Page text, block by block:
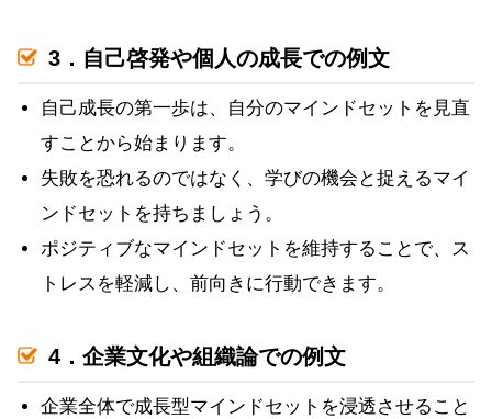
3．自己啓発や個人の成長での例文
自己成長の第一歩は、自分のマインドセットを見直
すことから始まります。
失敗を恐れるのではなく、学びの機会と捉えるマイ
ンドセットを持ちましょう。
ポジティブなマインドセットを維持することで、ス
トレスを軽減し、前向きに行動できます。
4．企業文化や組織論での例文
企業全体で成長型マインドセットを浸透させること